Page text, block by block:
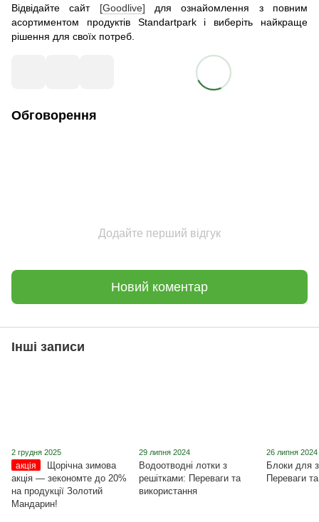
Відвідайте сайт [Goodlive] для ознайомлення з повним
асортиментом продуктів Standartpark і виберіть найкраще
рішення для своїх потреб.
Обговорення
Додайте перший відгук
Новий коментар
Інші записи
2 грудня 2025
акція
Щорічна зимова
акція ― зекономте до 20%
на продукції Золотий
Мандарин!
29 липня 2024
Водоотводні лотки з
решітками: Переваги та
використання
26 липня 2024
Блоки для
Переваги